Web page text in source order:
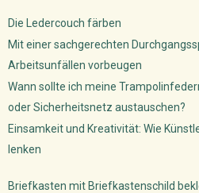
Die Ledercouch färben
Mit einer sachgerechten
Arbeitsunfällen vorbeugen
Wann sollte ich meine
oder Sicherheitsnetz austauschen?
Einsamkeit und Kreativität: Wie
lenken
Briefkasten mit Briefkastenschild